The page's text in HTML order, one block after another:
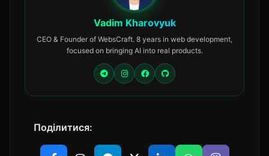
Vadim Kharovyuk
CEO & Founder of WebsCraft. 8 years in web development,
focused on bringing AI into real products.
Поділитися: